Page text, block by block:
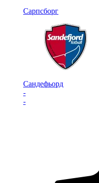
Сарпсборг
Сандефьорд
-
-